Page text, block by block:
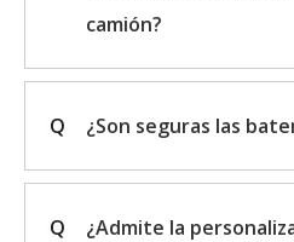
camión?
Q ¿Son seguras las
Q
¿Admite la